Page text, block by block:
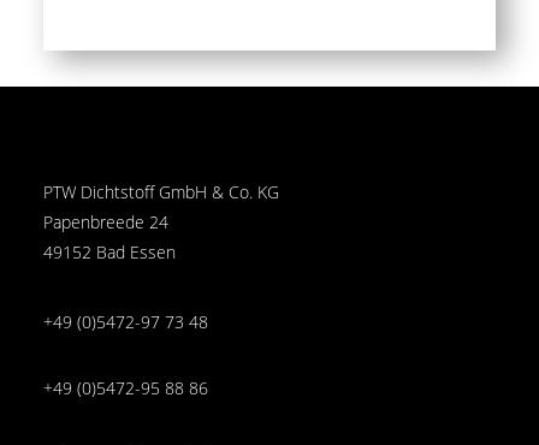
PTW Dichtstoff GmbH & Co. KG
Papenbreede 24
49152 Bad Essen
+49 (0)5472-97 73 48
+49 (0)5472-95 88 86